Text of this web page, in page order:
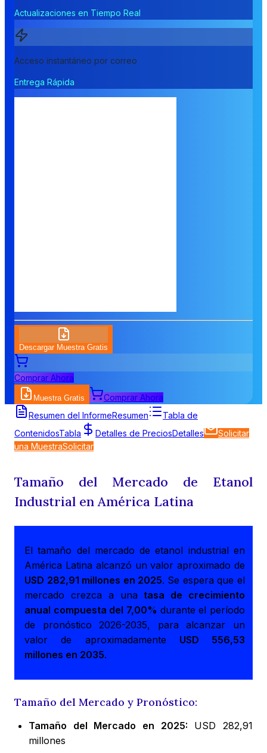
Actualizaciones en Tiempo Real
Acceso instantáneo por correo
Entrega Rápida
Descargar Muestra Gratis
Comprar Ahora
Muestra Gratis
Comprar Ahora
Resumen del InformeResumen
Tabla de
ContenidosTabla Detalles de PreciosDetalles
Solicitar
una MuestraSolicitar
Tamaño del Mercado de Etanol
Industrial en América Latina
El tamaño del mercado de etanol industrial en
América Latina alcanzó un valor aproximado de
USD 282,91 millones en 2025. Se espera que el
mercado crezca a una tasa de crecimiento
anual compuesta del 7,00% durante el período
de pronóstico 2026-2035, para alcanzar un
valor de aproximadamente USD 556,53
millones en 2035.
Tamaño del Mercado y Pronóstico:
Tamaño del Mercado en 2025: USD 282,91
millones